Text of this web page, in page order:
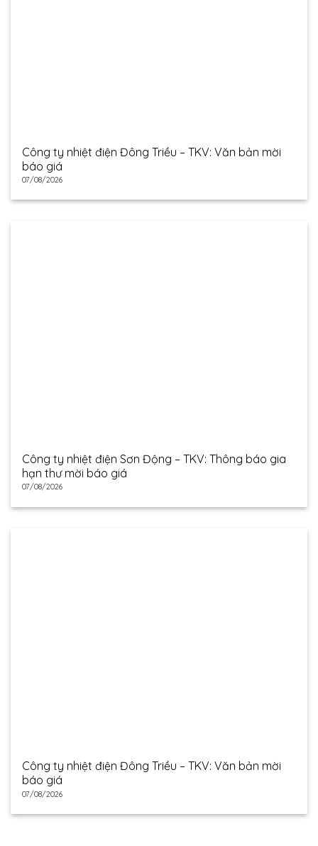
Công ty nhiệt điện Đông Triều – TKV: Văn bản mời
báo giá
07/08/2026
Công ty nhiệt điện Sơn Động – TKV: Thông báo gia
hạn thư mời báo giá
07/08/2026
Công ty nhiệt điện Đông Triều – TKV: Văn bản mời
báo giá
07/08/2026